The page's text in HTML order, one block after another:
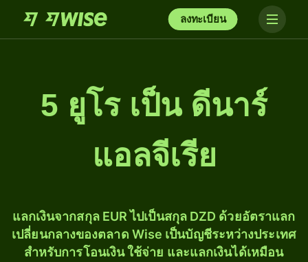
ลงทะเบียน
5 ยูโร เป็น ดีนาร์
แอลจีเรีย
แลกเงินจากสกุล EUR ไปเป็นสกุล DZD ด้วยอัตราแลก
เปลี่ยนกลางของตลาด Wise เป็นบัญชีระหว่างประเทศ
สำหรับการโอนเงิน ใช้จ่าย และแลกเงินได้เหมือน